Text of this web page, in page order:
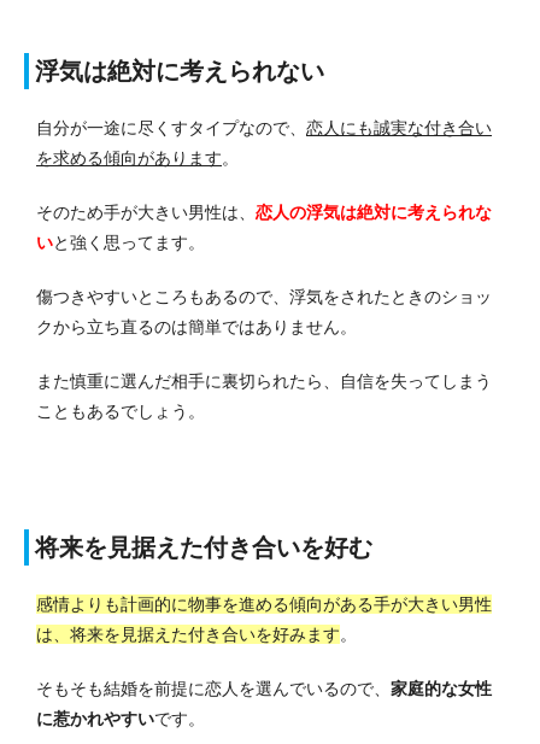
浮気は絶対に考えられない
自分が一途に尽くすタイプなので、 恋人にも誠実な付き合い
を求める傾向があります。
そのため手が大きい男性は、 恋人の浮気は絶対に考えられな
いと強く思ってます。
傷つきやすいところもあるので、浮気をされたときのショッ
クから立ち直るのは簡単ではありません。
また慎重に選んだ相手に裏切られたら、自信を失ってしまう
こともあるでしょう。
将来を見据えた付き合いを好む
感情よりも計画的に物事を進める傾向がある手が大きい男性
は、将来を見据えた付き合いを好みます。
そもそも結婚を前提に恋人を選んでいるので、 家庭的な女性
に惹かれやすいです。